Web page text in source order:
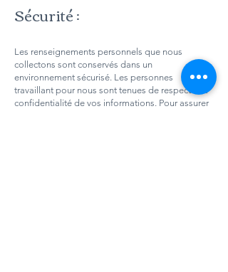
Sécurité :
Les renseignements personnels que nous
collectons sont conservés dans un
environnement sécurisé. Les personnes
travaillant pour nous sont tenues de respecter la
confidentialité de vos informations. Pour assurer